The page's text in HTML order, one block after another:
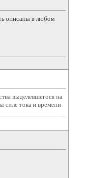
описаны в любом
выделевшегося на
силе тока и времени